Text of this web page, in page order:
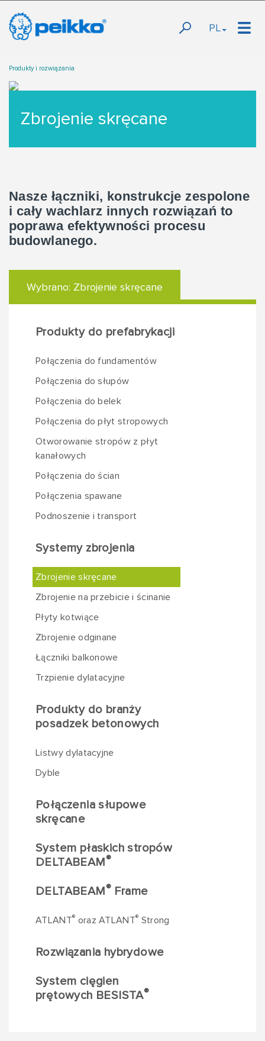
PL
Produkty i rozwiązania
Zbrojenie skręcane
Nasze łączniki, konstrukcje zespolone
i cały wachlarz innych rozwiązań to
poprawa efektywności procesu
budowlanego.
Wybrano: Zbrojenie skręcane
Produkty do prefabrykacji
Połączenia do fundamentów
Połączenia do słupów
Połączenia do belek
Połączenia do płyt stropowych
Otworowanie stropów z płyt
kanałowych
Połączenia do ścian
Połączenia spawane
Podnoszenie i transport
Systemy zbrojenia
Zbrojenie skręcane
Zbrojenie na przebicie i ścinanie
Płyty kotwiące
Zbrojenie odginane
Łączniki balkonowe
Trzpienie dylatacyjne
Produkty do branży
posadzek betonowych
Listwy dylatacyjne
Dyble
Połączenia słupowe
skręcane
System płaskich stropów
DELTABEAM®
DELTABEAM® Frame
ATLANT® oraz ATLANT® Strong
Rozwiązania hybrydowe
System cięgien
prętowych BESISTA®